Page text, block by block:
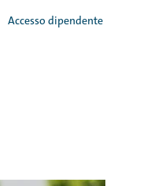
Accesso dipendente